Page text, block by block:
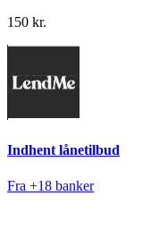
150 kr.
Indhent lånetilbud
Fra +18 banker